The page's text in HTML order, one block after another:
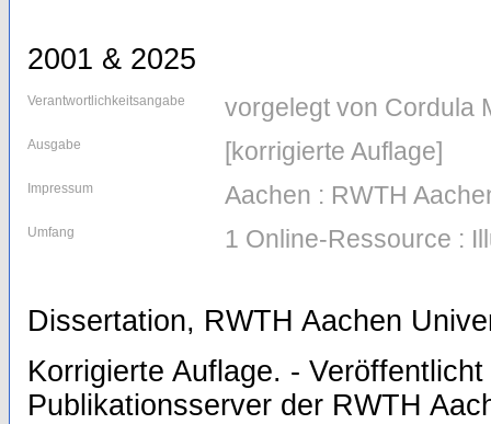
2001 & 2025
Verantwortlichkeitsangabe vorgelegt von Cordula
Ausgabe [korrigierte Auflage]
Impressum Aachen : RWTH
Umfang 1 Online-Ressource :
Dissertation, RWTH Aachen
Korrigierte Auflage. -
Publikationsserver der RWTH